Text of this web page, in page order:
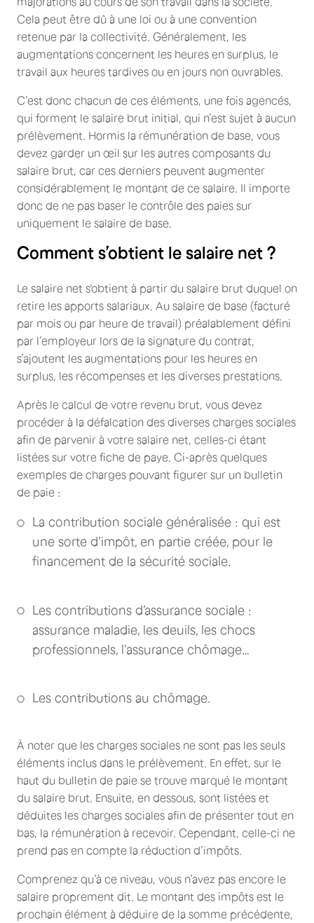
Cela peut être dû à une loi ou à une convention
retenue par la collectivité. Généralement, les
augmentations concernent les heures en surplus, le
travail aux heures tardives ou en jours non ouvrables.
C’est donc chacun de ces éléments, une fois agencés,
qui forment le salaire brut initial, qui n’est sujet à aucun
prélèvement. Hormis la rémunération de base, vous
devez garder un œil sur les autres composants du
salaire brut, car ces derniers peuvent augmenter
considérablement le montant de ce salaire. Il importe
donc de ne pas baser le contrôle des paies sur
uniquement le salaire de base.
Comment s’obtient le salaire net ?
Le salaire net s'obtient à partir du salaire brut duquel on
retire les apports salariaux. Au salaire de base (facturé
par mois ou par heure de travail) préalablement défini
par l’employeur lors de la signature du contrat,
s’ajoutent les augmentations pour les heures en
surplus, les récompenses et les diverses prestations.
Après le calcul de votre revenu brut, vous devez
procéder à la défalcation des diverses charges sociales
afin de parvenir à votre salaire net, celles-ci étant
listées sur votre fiche de paye. Ci-après quelques
exemples de charges pouvant figurer sur un bulletin
de paie :
La contribution sociale généralisée : qui est
une sorte d’impôt, en partie créée, pour le
financement de la sécurité sociale.
Les contributions d’assurance sociale :
assurance maladie, les deuils, les chocs
professionnels, l'assurance chômage…
Les contributions au chômage.
À noter que les charges sociales ne sont pas les seuls
éléments inclus dans le prélèvement. En effet, sur le
haut du bulletin de paie se trouve marqué le montant
du salaire brut. Ensuite, en dessous, sont listées et
déduites les charges sociales afin de présenter tout en
bas, la rémunération à recevoir. Cependant, celle-ci ne
prend pas en compte la réduction d’impôts.
Comprenez qu’à ce niveau, vous n’avez pas encore le
salaire proprement dit. Le montant des impôts est le
prochain élément à déduire de la somme précédente,